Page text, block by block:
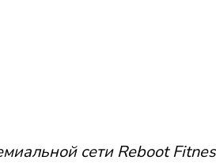
сети Reboot